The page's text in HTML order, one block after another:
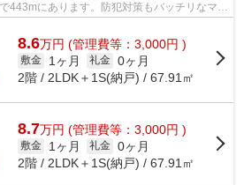
443mにあります。防犯対策もバッチリなマン
情報の...
8.6万円 (管理費等：3,000円 )
敷金 1ヶ月 礼金 0ヶ月
2階 / 2LDK＋1S(納戸) / 67.91㎡
8.7万円 (管理費等：3,000円 )
敷金 1ヶ月 礼金 0ヶ月
2階 / 2LDK＋1S(納戸) / 67.91㎡